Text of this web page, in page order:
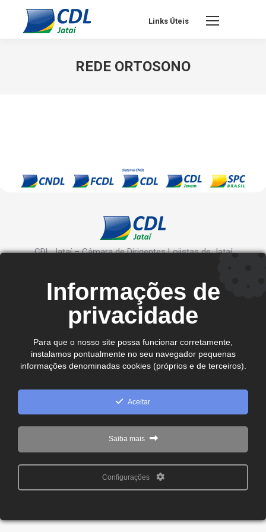
Links Úteis
REDE ORTOSONO
CDL Jataí – Câmara de Dirigentes Lojistas de Jataí
Ver no mapa
comercial@cdljatai
(64) 99602 - 8923
Copyright © 2024 - 2026 CDL Jataí Todos os direitos
Informações de
privacidade
Para que o nosso site possa funcionar corretamente,
instalamos pontualmente no seu navegador pequenas
informações denominadas cookies (próprios e de terceiros).
Aceitar
Saiba mais
Configurações